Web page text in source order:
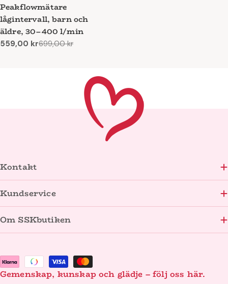
Peakflowmätare
lågintervall, barn och
äldre, 30–400 l/min
Reapris
559,00 kr
Ordinarie 699,00 kr
Kontakt
Kundservice
Om SSKbutiken
Betalningsmetoder
Gemenskap, kunskap och glädje – följ oss här.